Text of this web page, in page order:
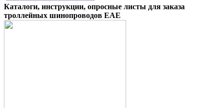
Каталоги, инструкции, опросные листы для заказа
троллейных шинопроводов EAE